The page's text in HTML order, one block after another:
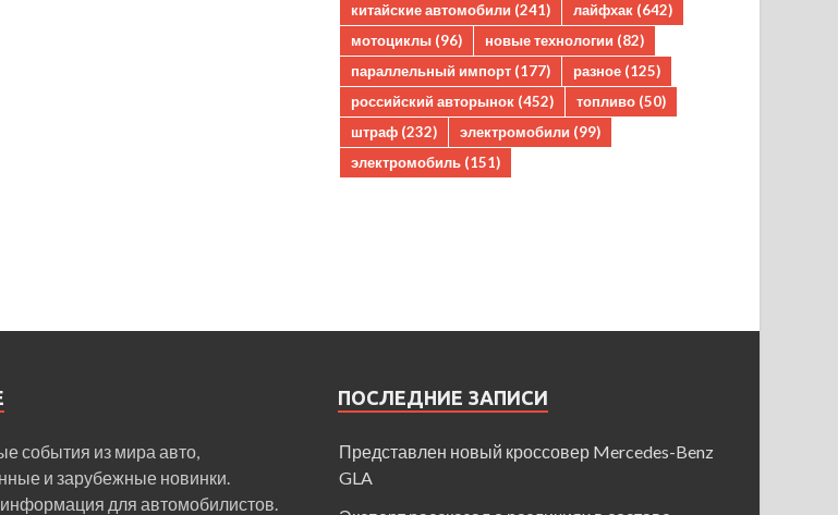
китайские автомобили (241) лайфхак (642)
мотоциклы (96) новые технологии (82)
параллельный импорт (177) разное (125)
российский авторынок (452) топливо (50)
штраф (232) электромобили (99)
электромобиль (151)
события из мира авто,
и зарубежные новинки.
для автомобилистов.
ПОСЛЕДНИЕ ЗАПИСИ
Представлен новый кроссовер Mercedes-Benz
GLA